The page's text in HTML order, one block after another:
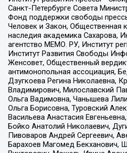
Санкт-Петербурге Совета
Фонд поддержки свободы
Человек и Закон, Общественная
наследия академика Сахарова,
агентство МЕМО. РУ, Институт
Институт Развития Свободы
Женсовет, Общественный
антимонопольная ассоциация,
Дзугкоева Регина Николаевна,
Владимирович, Милославский
Ольга Вадимовна, Чанышева
Ольга Борисовна, Туровский
Васильева Анастасия
Бойко Анатолий Николаевич,
Пивоваров Андрей Сергеевич,
Барахоев Магомед Бекханович,